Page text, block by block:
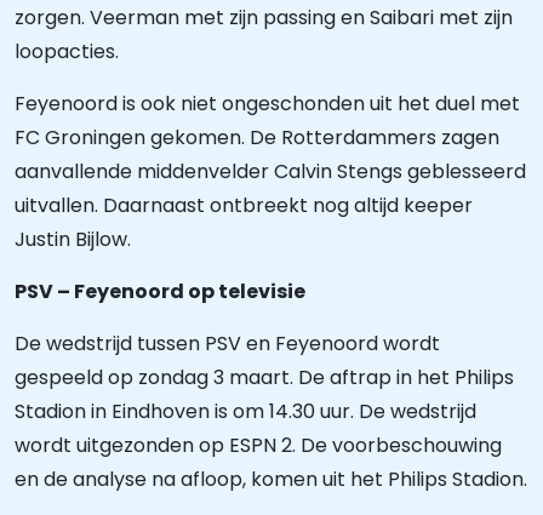
zorgen. Veerman met zijn passing en Saibari met zijn
loopacties.
Feyenoord is ook niet ongeschonden uit het duel met
FC Groningen gekomen. De Rotterdammers zagen
aanvallende middenvelder Calvin Stengs geblesseerd
uitvallen. Daarnaast ontbreekt nog altijd keeper
Justin Bijlow.
PSV – Feyenoord op televisie
De wedstrijd tussen PSV en Feyenoord wordt
gespeeld op zondag 3 maart. De aftrap in het Philips
Stadion in Eindhoven is om 14.30 uur. De wedstrijd
wordt uitgezonden op ESPN 2. De voorbeschouwing
en de analyse na afloop, komen uit het Philips Stadion.